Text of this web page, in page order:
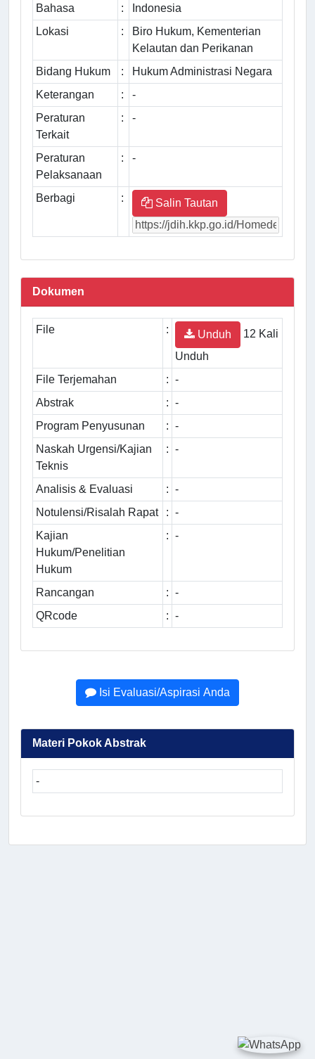
Bahasa :
Indonesia
Lokasi
:
Biro Hukum, Kementerian
Kelautan dan Perikanan
Bidang Hukum
:
Hukum Administrasi Negara
Keterangan
:
-
Peraturan
Terkait
: -
Peraturan
Pelaksanaan
: -
Berbagi : Salin Tautan
Dokumen
File : Unduh
12 Kali
Unduh
File Terjemahan
: -
Abstrak
: -
Program Penyusunan
: -
Naskah Urgensi/Kajian
Teknis
: -
Analisis & Evaluasi : -
Notulensi/Risalah Rapat
: -
Kajian
Hukum/Penelitian
Hukum
: -
Rancangan : -
QRcode
: -
Isi Evaluasi/Aspirasi Anda
Materi Pokok Abstrak
-